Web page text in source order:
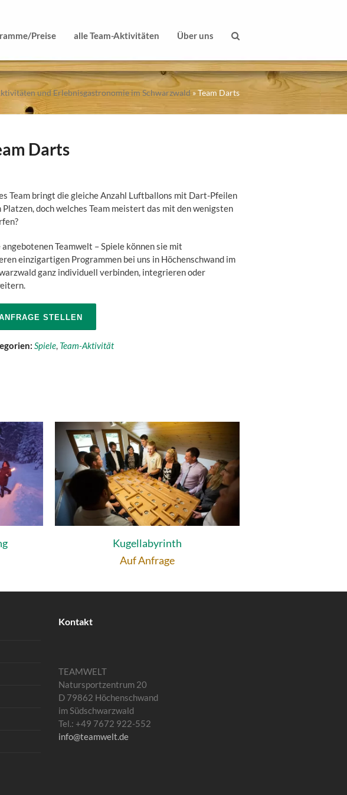
Preise alle Team-Aktivitäten Über uns
und Erlebnisgastronomie im Schwarzwald »Team Darts
Darts
Team bringt die gleiche Anzahl Luftballons mit Dart-Pfeilen
Platzen, doch welches Team meistert das mit den wenigsten
Teamwelt – Spiele können sie mit
einzigartigen Programmen bei uns in Höchenschwand im
ganz individuell verbinden, integrieren oder
STELLEN
Spiele, Team-Aktivität
Kugellabyrinth
Auf Anfrage
Kontakt
TEAMWELT
Natursportzentrum 20
D 79862 Höchenschwand
im Südschwarzwald
Tel.: +49 7672 922-552
info@teamwelt.de